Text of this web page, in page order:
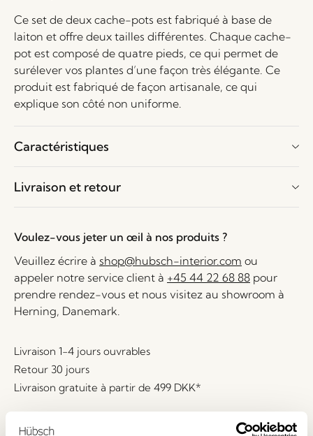
Ce set de deux cache-pots est fabriqué à base de
laiton et offre deux tailles différentes. Chaque cache-
pot est composé de quatre pieds, ce qui permet de
surélever vos plantes d’une façon très élégante. Ce
produit est fabriqué de façon artisanale, ce qui
explique son côté non uniforme.
Caractéristiques
Livraison et retour
Voulez-vous jeter un œil à nos produits ?
Veuillez écrire à shop@hubsch-interior.com ou
appeler notre service client à +45 44 22 68 88 pour
prendre rendez-vous et nous visitez au showroom à
Herning, Danemark.
Livraison 1-4 jours ouvrables
Retour 30 jours
Livraison gratuite à partir de 499 DKK*